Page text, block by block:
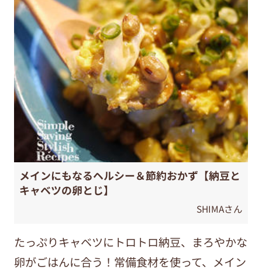
メインにもなるヘルシー＆節約おかず【納豆と
キャベツの卵とじ】
SHIMAさん
たっぷりキャベツにトロトロ納豆、まろやかな
卵がごはんに合う！常備食材を使って、メイン